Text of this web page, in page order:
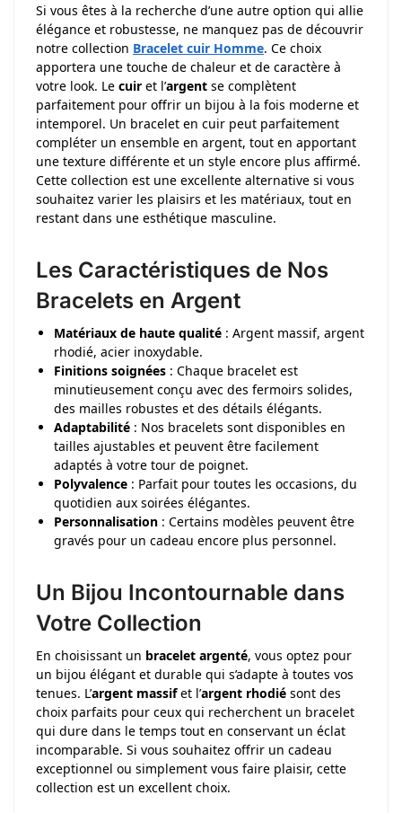
Si vous êtes à la recherche d’une autre option qui allie
élégance et robustesse, ne manquez pas de découvrir
notre collection Bracelet cuir Homme. Ce choix
apportera une touche de chaleur et de caractère à
votre look. Le cuir et l’argent se complètent
parfaitement pour offrir un bijou à la fois moderne et
intemporel. Un bracelet en cuir peut parfaitement
compléter un ensemble en argent, tout en apportant
une texture différente et un style encore plus affirmé.
Cette collection est une excellente alternative si vous
souhaitez varier les plaisirs et les matériaux, tout en
restant dans une esthétique masculine.
Les Caractéristiques de Nos
Bracelets en Argent
Matériaux de haute qualité : Argent massif, argent
rhodié, acier inoxydable.
Finitions soignées : Chaque bracelet est
minutieusement conçu avec des fermoirs solides,
des mailles robustes et des détails élégants.
Adaptabilité : Nos bracelets sont disponibles en
tailles ajustables et peuvent être facilement
adaptés à votre tour de poignet.
Polyvalence : Parfait pour toutes les occasions, du
quotidien aux soirées élégantes.
Personnalisation : Certains modèles peuvent être
gravés pour un cadeau encore plus personnel.
Un Bijou Incontournable dans
Votre Collection
En choisissant un bracelet argenté, vous optez pour
un bijou élégant et durable qui s’adapte à toutes vos
tenues. L’argent massifet l’argent rhodié sont des
choix parfaits pour ceux qui recherchent un bracelet
qui dure dans le temps tout en conservant un éclat
incomparable. Si vous souhaitez offrir un cadeau
exceptionnel ou simplement vous faire plaisir, cette
collection est un excellent choix.